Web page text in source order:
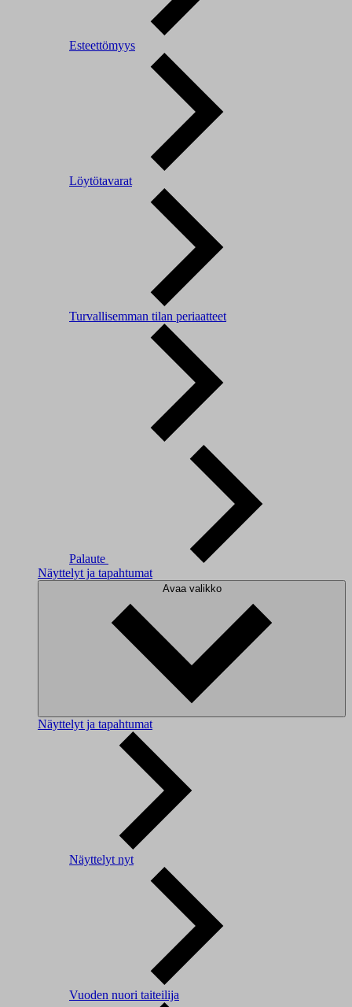
Esteettömyys
Löytötavarat
Turvallisemman tilan periaatteet
Palaute
Näyttelyt ja tapahtumat
Avaa valikko
Näyttelyt ja tapahtumat
Näyttelyt nyt
Vuoden nuori taiteilija